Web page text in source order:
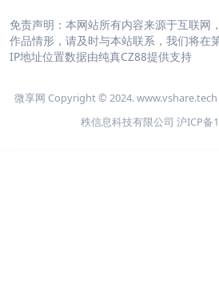
免责声明：本网站所有内容来源于互联网
作品情形，请及时与本站联系，我们将在
IP地址位置数据由纯真CZ88提供支持
微享网 Copyright © 2024.
秩信息科技有限公司 沪ICP备